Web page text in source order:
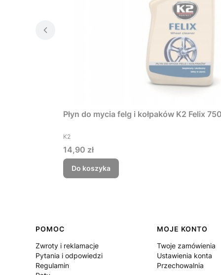
Płyn do mycia felg i kołpaków K2 Felix
PRODUCENT
K2
Cena
14,90 zł
Do koszyka
Linki w stopce
POMOC
Zwroty i reklamacje
Pytania i odpowiedzi
Regulamin
MOJE KONTO
Twoje zamówienia
Ustawienia konta
Przechowalnia